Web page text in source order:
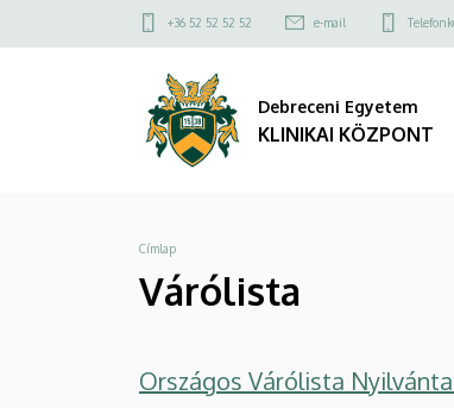
Várólista
KLINIKAI
KÖZPONT
a
Felső
menü
+36 52 52 52 52 e-mail
Debreceni Egyetem
KLINIKAI KÖZPONT
Morzsa
Címlap
Várólista
Országos Várólista